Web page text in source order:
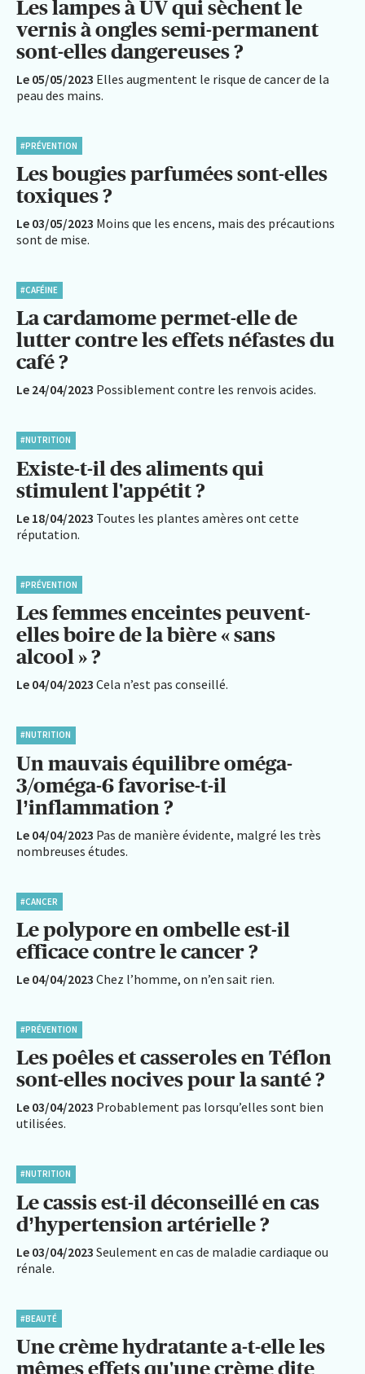
Les lampes à UV qui sèchent le
vernis à ongles semi-permanent
sont-elles dangereuses ?
Le 05/05/2023 Elles augmentent le risque de cancer de la
peau des mains.
#PRÉVENTION
Les bougies parfumées sont-elles
toxiques ?
Le 03/05/2023 Moins que les encens, mais des précautions
sont de mise.
#CAFÉINE
La cardamome permet-elle de
lutter contre les effets néfastes du
café ?
Le 24/04/2023 Possiblement contre les renvois acides.
#NUTRITION
Existe-t-il des aliments qui
stimulent l'appétit ?
Le 18/04/2023 Toutes les plantes amères ont cette
réputation.
#PRÉVENTION
Les femmes enceintes peuvent-
elles boire de la bière « sans
alcool » ?
Le 04/04/2023 Cela n’est pas conseillé.
#NUTRITION
Un mauvais équilibre oméga-
3/oméga-6 favorise-t-il
l’inflammation ?
Le 04/04/2023 Pas de manière évidente, malgré les très
nombreuses études.
#CANCER
Le polypore en ombelle est-il
efficace contre le cancer ?
Le 04/04/2023 Chez l’homme, on n’en sait rien.
#PRÉVENTION
Les poêles et casseroles en Téflon
sont-elles nocives pour la santé ?
Le 03/04/2023 Probablement pas lorsqu’elles sont bien
utilisées.
#NUTRITION
Le cassis est-il déconseillé en cas
d’hypertension artérielle ?
Le 03/04/2023 Seulement en cas de maladie cardiaque ou
rénale.
#BEAUTÉ
Une crème hydratante a-t-elle les
mêmes effets qu'une crème dite